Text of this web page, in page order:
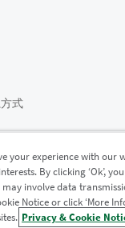
式
Qlik 社区
your experience with our
By clicking ‘Ok’,
involve data
Notice or click ‘More
Privacy & Cookie